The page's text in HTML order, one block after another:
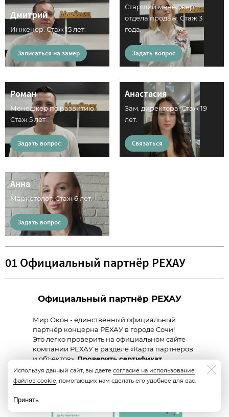
Используя данный сайт, вы даете согласие на использование
файлов cookie, помогающих нам сделать его удобнее для вас.
Принять
Дмитрий
Инженер. Стаж 15 лет.
Записаться на замер
Старший менеджер
отдела продаж. Стаж 3
года.
Задать вопрос
Роман
Менеджер по развитию.
Стаж 5 лет
Задать вопрос
Анастасия
Зам. директора. Стаж 19
лет.
Связаться
Анна
Маркетолог. Стаж 6 лет.
Задать вопрос
01 Официальный партнёр РЕХАУ
Официальный партнёр РЕХАУ
Мир Окон - единственный официальный
партнёр концерна РЕХАУ в городе Сочи!
Это легко проверить на официальном сайте
компании РЕХАУ в разделе «Карта партнеров
и объектов».Проверить сертификат
Доверяйте ремонт только профессионалам!